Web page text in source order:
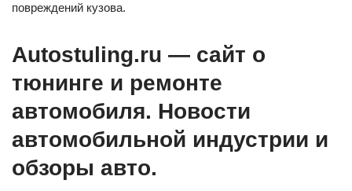
повреждений кузова.
Autostuling.ru — сайт о
тюнинге и ремонте
автомобиля. Новости
автомобильной индустрии и
обзоры авто.